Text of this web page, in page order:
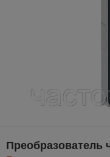
Преобразователь